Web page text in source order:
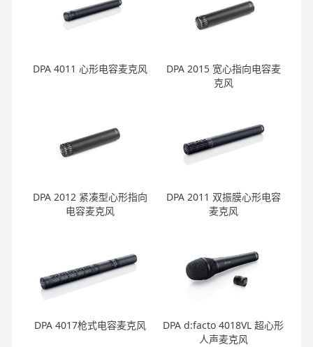
DPA 4011 心形电容麦克风
DPA 2015 宽心指向电容麦
克风
DPA 2012 紧凑型心形指向
电容麦克风
DPA 2011 双振膜心形电容
麦克风
DPA 4017枪式电容麦克风
DPA d:facto 4018VL 超心形
人声麦克风